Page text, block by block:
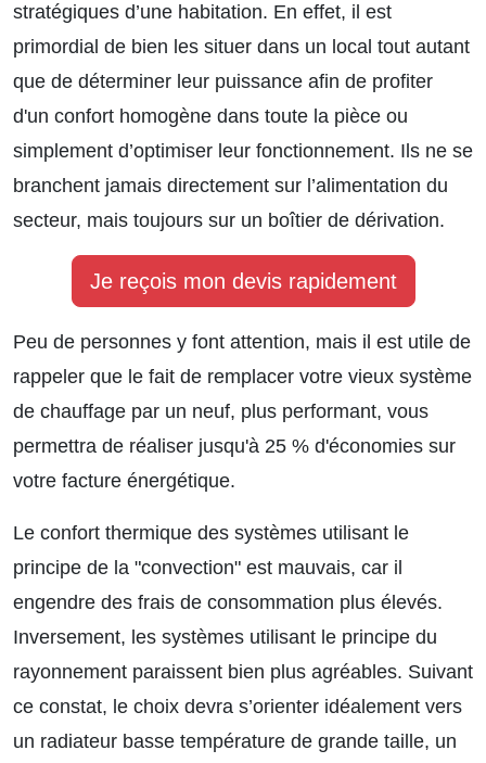
stratégiques d’une habitation. En effet, il est
primordial de bien les situer dans un local tout autant
que de déterminer leur puissance afin de profiter
d'un confort homogène dans toute la pièce ou
simplement d’optimiser leur fonctionnement. Ils ne se
branchent jamais directement sur l’alimentation du
secteur, mais toujours sur un boîtier de dérivation.
Je reçois mon devis rapidement
Peu de personnes y font attention, mais il est utile de
rappeler que le fait de remplacer votre vieux système
de chauffage par un neuf, plus performant, vous
permettra de réaliser jusqu'à 25 % d'économies sur
votre facture énergétique.
Le confort thermique des systèmes utilisant le
principe de la "convection" est mauvais, car il
engendre des frais de consommation plus élevés.
Inversement, les systèmes utilisant le principe du
rayonnement paraissent bien plus agréables. Suivant
ce constat, le choix devra s’orienter idéalement vers
un radiateur basse température de grande taille, un